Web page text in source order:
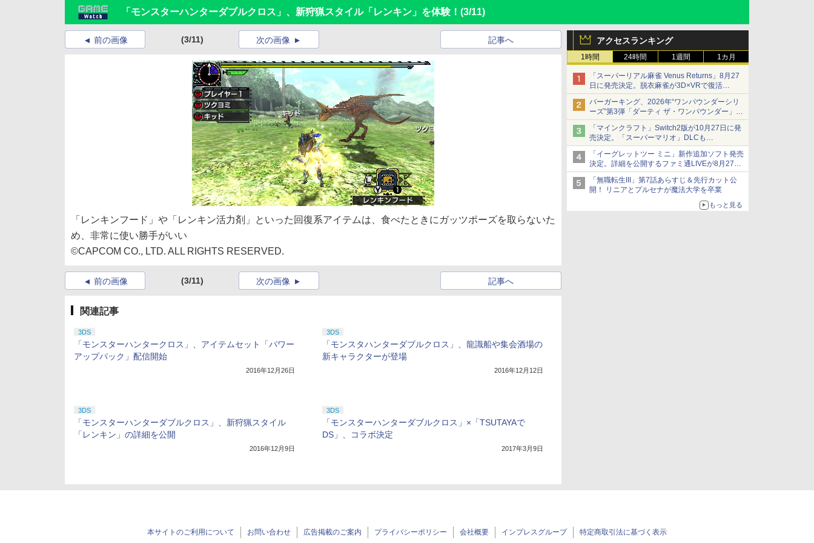
「モンスターハンターダブルクロス」、新狩猟スタイル「レンキン」を体験！ (3/11)
アクセスランキング
1時間 24時間 1週間 1カ月
「スーパーリアル麻雀 Venus Returns」8月27
日に発売決定。脱衣麻雀が3D×VRで復活
発売から2週間は20%オフになるセールが実施
バーガーキング、2026年“ワンパウンダーシリ
ーズ”第3弾「ダーティ ザ・ワンパウンダー」を
8月7日発売
「特製ガーリックマヨソース」を使用した超大
型チーズバーガー
「マインクラフト」Switch2版が10月27日に発
売決定。「スーパーマリオ」DLCも
Switch版からのアップグレードも可能に
「イーグレットツー ミニ」新作追加ソフト発売
決定。詳細を公開するファミ通LIVEが8月27日
20時から配信
シリーズ累計100タイトルへ
「無職転生III」第7話あらすじ＆先行カット公
開！ リニアとプルセナが魔法大学を卒業
もっと見る
前の画像 (3/11) 記事へ
次の画像
「レンキンフード」や「レンキン活力剤」といった回復系アイテムは、食べたときにガッツポーズを取らないた
め、非常に使い勝手がいい
©CAPCOM CO., LTD. ALL RIGHTS RESERVED.
前の画像 (3/11) 記事へ
次の画像
関連記事
3DS
「モンスターハンタークロス」、アイテムセット「パワー
アップパック」配信開始
2016年12月26日
3DS
「モンスタハンターダブルクロス」、龍識船や集会酒場の
新キャラクターが登場
2016年12月12日
3DS
「モンスターハンターダブルクロス」、新狩猟スタイル
「レンキン」の詳細を公開
2016年12月9日
3DS
「モンスターハンターダブルクロス」×「TSUTAYAで
DS」、コラボ決定
2017年3月9日
本サイトのご利用について お問い合わせ 広告掲載のご案内 プライバシーポリシー 会社概要 インプレスグループ 特定商取引法に基づく表示